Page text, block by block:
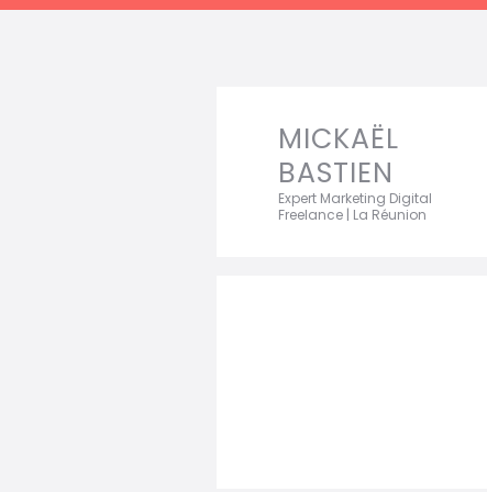
MICKAËL
BASTIEN
Expert Marketing Digital
Freelance | La Réunion